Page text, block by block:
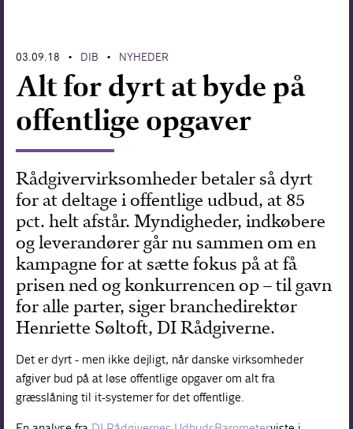
03.09.18 • DIB • NYHEDER
Alt for dyrt at byde på
offentlige opgaver
Rådgivervirksomheder betaler så dyrt
for at deltage i offentlige udbud, at 85
pct. helt afstår. Myndigheder, indkøbere
og leverandører går nu sammen om en
kampagne for at sætte fokus på at få
prisen ned og konkurrencen op – til gavn
for alle parter, siger branchedirektør
Henriette Søltoft, DI Rådgiverne.
Det er dyrt - men ikke dejligt, når danske virksomheder
afgiver bud på at løse offentlige opgaver om alt fra
græsslåning til it-systemer for det offentlige.